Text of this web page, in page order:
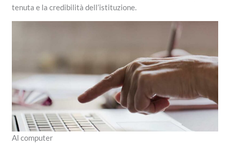
tenuta e la credibilità dell’istituzione.
Al computer